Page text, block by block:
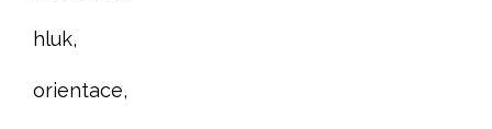
hluk,
orientace,